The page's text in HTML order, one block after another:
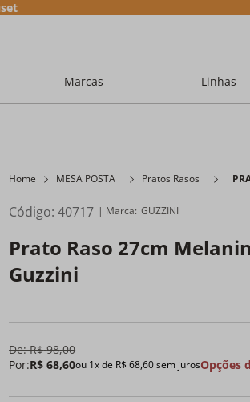
Marcas Linhas
Home MESA POSTA Pratos Rasos
Código:40717 GUZZINI
Prato Raso 27cm
Guzzini
De:R$ 98,00
Por:R$ 68,60ou 1x de R$ 68,60sem jurosOpções